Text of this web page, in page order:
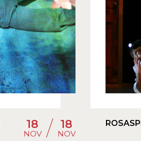
18
NOV / 18
NOV